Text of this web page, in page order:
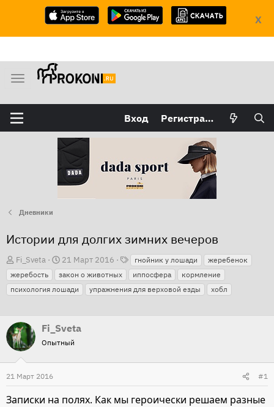
X
М
н
ю
Вход Регистрация
Дневники
Истории для долгих зимних вечеров
А
в
т
т
е
м
ы
Fi_Sveta
Д
а
т
а
ч
а
21 Март 2016
Т
е
г
и
гнойник у лошади
жеребенок
жеребость
закон о животных иппосфера
кормление
психология лошади
упражнения для верховой езды хобл
Fi_Sveta
Опытный
21 Март 2016 #1
Записки на полях. Как мы героически решаем разные